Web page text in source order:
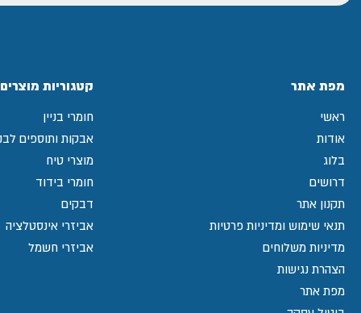
מפת אתר
ראשי
אודות
בלוג
דרושים
תקנון אתר
תנאי שימוש ומדיניות פרטיות
מדיניות משלוחים
הצהרת נגישות
מפת אתר
קטגוריות מוצרים
חומרי בניין
אבקות ותוספים
מוצרי טיח
חומרי בידוד
דבקים
אביזרי אינסטלציה
אביזרי חשמל